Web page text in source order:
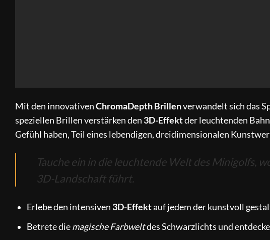
Mit den innovativenChromaDepth Brillenverwandelt sich das
speziellen Brillen verstärken den 3D-Effektder leuchtenden
Gefühl haben, Teil eines lebendigen, dreidimensionalen
Tauche ein in die leuchtende Welt des Minigolfs,
3D-Landschaft führt.
Erlebe den intensiven 3D-Effektauf jedem der kunstvoll
Betrete diemagische Farbweltdes Schwarzlichts und